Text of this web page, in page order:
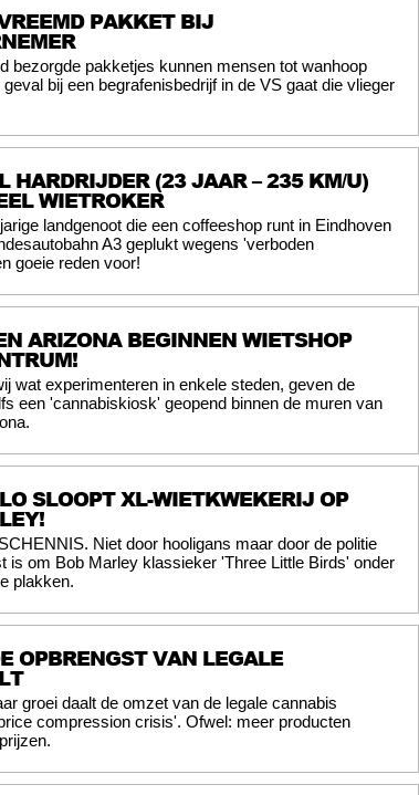
PAKKET BIJ
bezorgde pakketjes kunnen mensen tot wanhoop
bij een begrafenisbedrijf in de VS gaat die vlieger
HARDRIJDER (23 JAAR – 235 KM/U)
WIETROKER
landgenoot die een coffeeshop runt in Eindhoven
A3 geplukt wegens 'verboden
goeie reden voor!
ARIZONA BEGINNEN WIETSHOP
wat experimenteren in enkele steden, geven de
een 'cannabiskiosk' geopend binnen de muren van
SLOOPT XL-WIETKWEKERIJ OP
Niet door hooligans maar door de politie
is om Bob Marley klassieker 'Three Little Birds' onder
plakken.
OPBRENGST VAN LEGALE
groei daalt de omzet van de legale cannabis
compression crisis'. Ofwel: meer producten